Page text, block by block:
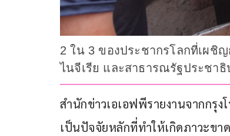
2 ใน 3 ของประชากรโลกที่เผชิ
ไนจีเรีย และสาธารณรัฐประชา
สำนักข่าวเอเอฟพีรายงานจากกรุง
เป็นปัจจัยหลักที่ทำให้เกิดภาวะขา